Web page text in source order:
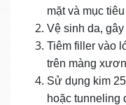
mặt và mục
Vệ sinh da,
Tiêm filler vào
trên màng
Sử dụng kim
hoặc tunneling